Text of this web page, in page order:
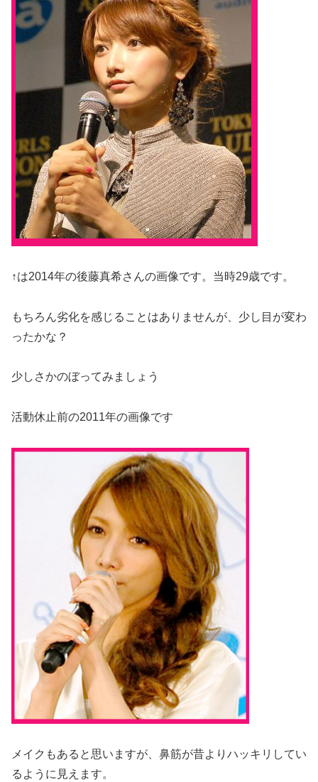
↑は2014年の後藤真希さんの画像です。当時29歳です。
もちろん劣化を感じることはありませんが、少し目が変わ
ったかな？
少しさかのぼってみましょう
活動休止前の2011年の画像です
メイクもあると思いますが、鼻筋が昔よりハッキリしてい
るように見えます。